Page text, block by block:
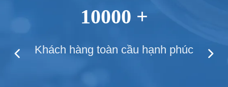
10000 +
Khách hàng toàn cầu hạnh phúc